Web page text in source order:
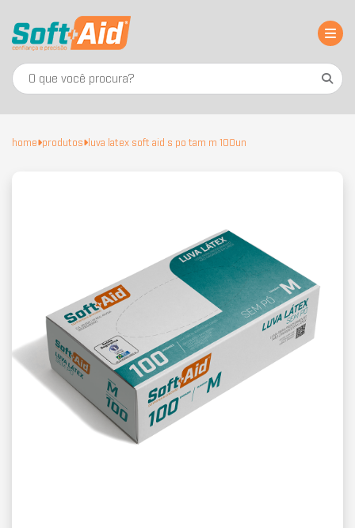
home produtos luva latex soft aid s po tam m 100un